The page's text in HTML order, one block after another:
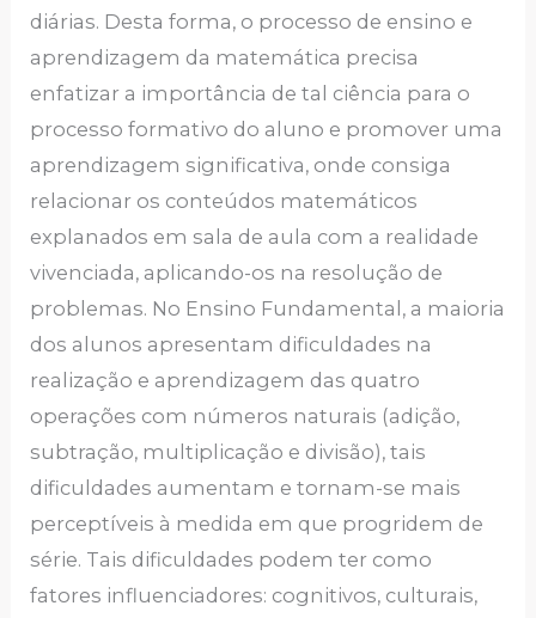
diárias. Desta forma, o processo de ensino e
aprendizagem da matemática precisa
enfatizar a importância de tal ciência para o
processo formativo do aluno e promover uma
aprendizagem significativa, onde consiga
relacionar os conteúdos matemáticos
explanados em sala de aula com a realidade
vivenciada, aplicando-os na resolução de
problemas. No Ensino Fundamental, a maioria
dos alunos apresentam dificuldades na
realização e aprendizagem das quatro
operações com números naturais (adição,
subtração, multiplicação e divisão), tais
dificuldades aumentam e tornam-se mais
perceptíveis à medida em que progridem de
série. Tais dificuldades podem ter como
fatores influenciadores: cognitivos, culturais,